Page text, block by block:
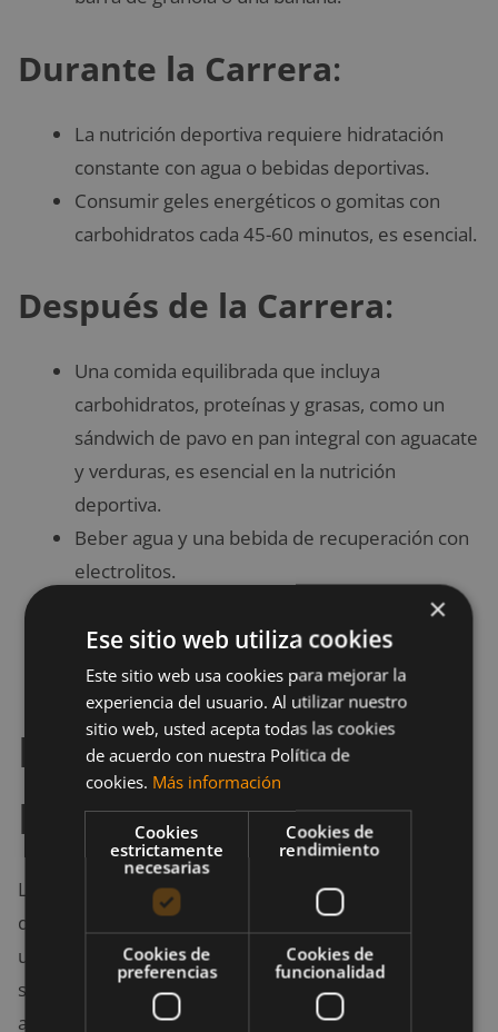
Durante la Carrera:
La nutrición deportiva requiere hidratación
constante con agua o bebidas deportivas.
Consumir geles energéticos o gomitas con
carbohidratos cada 45-60 minutos, es esencial.
Después de la Carrera:
Una comida equilibrada que incluya
carbohidratos, proteínas y grasas, como un
sándwich de pavo en pan integral con aguacate
y verduras, es esencial en la nutrición
deportiva.
Beber agua y una bebida de recuperación con
electrolitos.
Snacks post-entrenamiento, como yogur con
frutas o un batido de proteínas, son
importantes para la nutrición deportiva.
Hidratación y su
Papel Fundamental
La hidratación es clave en la nutrición deportiva y
desempeña un papel fundamental en una dieta para
una maratón. La pérdida de líquidos a través del
sudor puede llevar a la deshidratación, lo que puede
afectar negativamente la resistencia y la
×
Ese sitio web utiliza cookies
Este sitio web usa cookies para mejorar la
experiencia del usuario. Al utilizar nuestro
sitio web, usted acepta todas las cookies
de acuerdo con nuestra Política de
cookies. Más información
Cookies
estrictamente
necesarias
Cookies de
rendimiento
Cookies de
preferencias
Cookies de
funcionalidad